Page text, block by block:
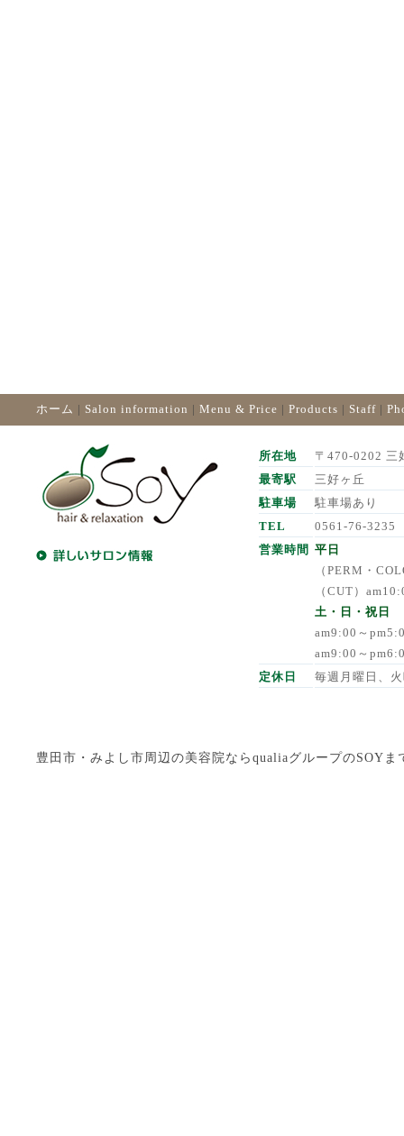
ホーム | Salon information | Menu & Price | Products | Staff |
所在地
〒470-0202 三
最寄駅
三好ヶ丘
駐車場
駐車場あり
TEL
0561-76-3235
営業時間 平日
（PERM・
（CUT）
土・日・祝日
am9:00～
am9:00～
定休日
毎週月曜日、
豊田市・みよし市周辺の美容院ならqualiaグループのSOY